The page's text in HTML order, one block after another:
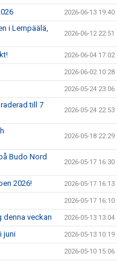
2026-06-13 19:40
i Lempäälä,
2026-06-12 22:51
2026-06-04 17:02
2026-06-02 10:28
2026-05-24 23:06
till 7
2026-05-24 22:53
2026-05-18 22:29
Budo Nord
2026-05-17 16:30
2026! 2026-05-17 16:13
2026-05-17 16:10
denna veckan 2026-05-13 13:04
juni 2026-05-13 10:19
2026-05-10 15:06